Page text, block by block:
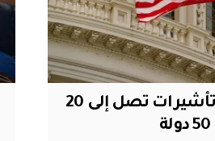
أميركا تقر سندات تأشيرات تصل إلى 20